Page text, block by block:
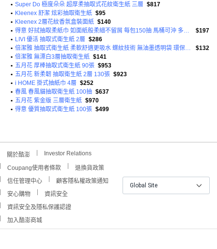
• Super Do 極度朵朵 超厚柔抽取式花紋衛生紙 三層 $817
• Kleenex 舒潔 炫彩抽取衛生紙 $95
• Kleenex 2層花紋香氛盒裝面紙 $140
•
得意 好拭抽取柔紙巾 如面紙般柔細不留屑 每包150抽 馬桶可沖 多功能適用
$197
• LIVI 優活 抽取式衛生紙 2層 $286
•
倍潔雅 抽取式衛生紙 柔軟舒適更吸水 蝶紋技術 無油墨透明袋 環保減碳 升級純淨安心保證
$132
• 倍潔雅 無漂白3層抽取衛生紙 $141
• 五月花 厚棒抽取式衛生紙 90張 $953
• 五月花 新柔韌 抽取衛生紙 2層 130張 $923
• i HOME 掛式抽紙巾 4層 $252
• 春風 春風貓抽取衛生紙 100抽 $637
• 五月花 紫金版 三層衛生紙 $970
• 得意 優質抽取式衛生紙 100張 $499
關於酷澎 Investor Relations
Coupang使用者條款
退換貨政策
信任管理中心
顧客隱私權政策通知
安心購物
資訊安全
資訊安全及隱私保護認證
加入酷澎商城
Global Site